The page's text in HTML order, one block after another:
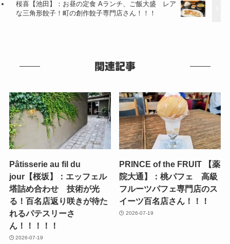
桜喜【池田】：お昼の定食 Aランチ、ご飯大盛 レア
な三角形餃子！町の創作餃子専門店さん！！！
関連記事
Pâtisserie au fil du
jour【桜坂】：エッフェル
塔詰め合わせ 技術が光
る！百名店返り咲きが待た
れるパテスリーさ
ん！！！！！
2026-07-19
PRINCE of the FRUIT 【薬
院大通】：桃パフェ 高級
フルーツパフェ専門店のス
イーツ百名店さん！！！
2026-07-19